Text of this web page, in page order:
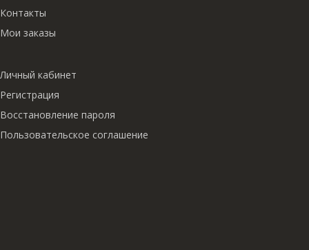
Контакты
Мои заказы
Личный кабинет
Регистрация
Восстановление пароля
Пользовательское соглашение